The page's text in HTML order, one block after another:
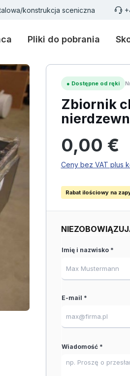
konstrukcja sceniczna
Pliki do pobrania
● Dostępne od ręki
Zbiornik
Cena regularna:
0,00 €
Ceny bez VAT plus
Rabat ilościowy na
Imię i nazwisko *
E-mail *
Wiadomość *